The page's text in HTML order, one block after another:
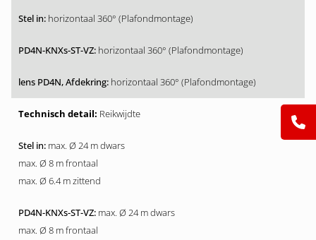
horizontaal 360° (Plafondmontage)
horizontaal 360° (Plafondmontage)
horizontaal 360° (Plafondmontage)
Reikwijdte
max. Ø 24 m dwars
max. Ø 8 m frontaal
max. Ø 6.4 m zittend
max. Ø 24 m dwars
max. Ø 8 m frontaal